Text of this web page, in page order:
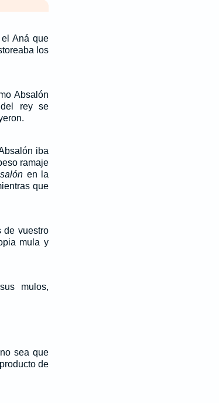
Aná que
los
Absalón
rey se
iba
ramaje
en la
que
de vuestro
mula y
mulos,
sea que
de